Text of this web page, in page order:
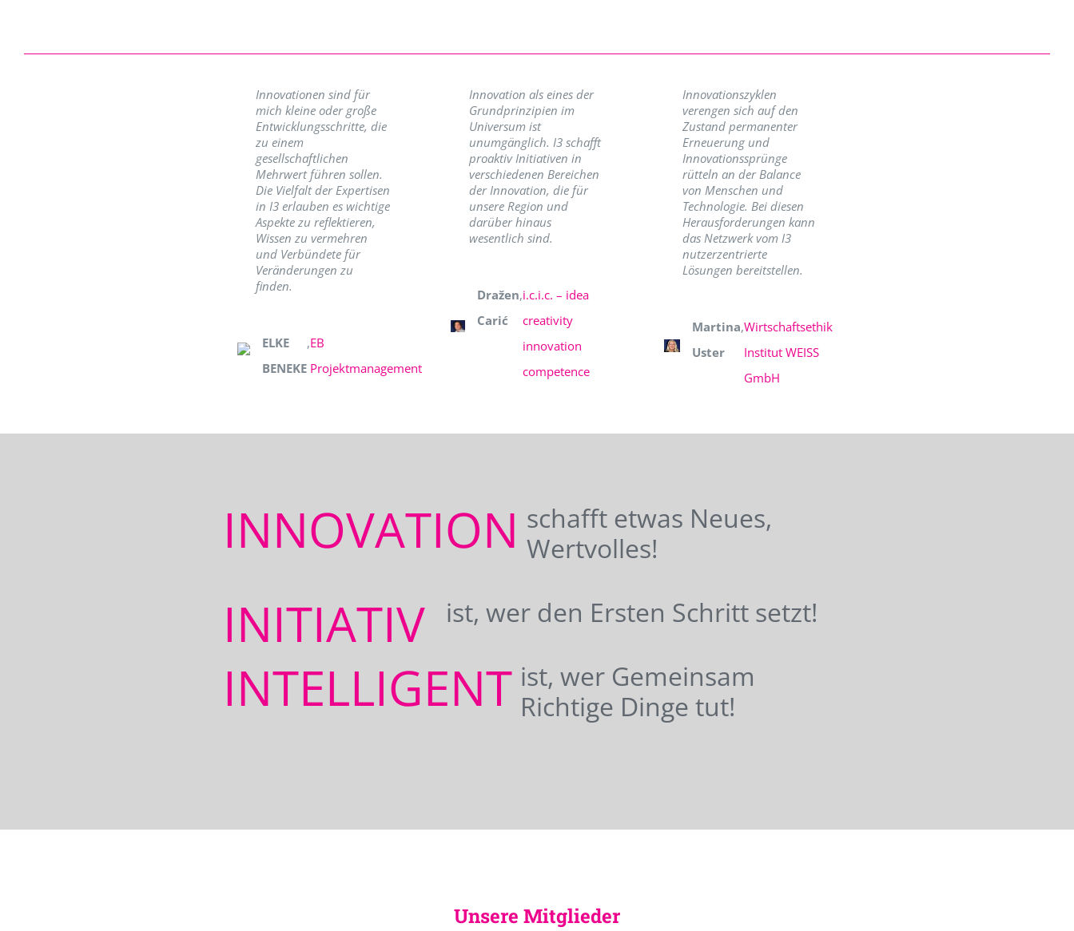
Innovationen sind für
mich kleine oder große
Entwicklungsschritte, die
zu einem
gesellschaftlichen
Mehrwert führen sollen.
Die Vielfalt der Expertisen
in I3 erlauben es wichtige
Aspekte zu reflektieren,
Wissen zu vermehren
und Verbündete für
Veränderungen zu
finden.
ELKE
BENEKE
,EB
Projektmanagement
Innovation als eines der
Grundprinzipien im
Universum ist
unumgänglich. I3 schafft
proaktiv Initiativen in
verschiedenen Bereichen
der Innovation, die für
unsere Region und
darüber hinaus
wesentlich sind.
Dražen
Carić
,i.c.i.c. – idea
creativity
innovation
competence
Innovationszyklen
verengen sich auf den
Zustand permanenter
Erneuerung und
Innovationssprünge
rütteln an der Balance
von Menschen und
Technologie. Bei diesen
Herausforderungen kann
das Netzwerk vom I3
nutzerzentrierte
Lösungen bereitstellen.
Martina
Uster
,Wirtschaftsethik
Institut WEISS
GmbH
INNOVATION schafft etwas Neues,
Wertvolles!
INITIATIV ist, wer den Ersten Schritt setzt!
INTELLIGENT ist, wer Gemeinsam
Richtige Dinge tut!
Unsere Mitglieder